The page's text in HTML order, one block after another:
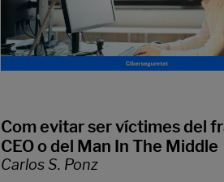
Com evitar ser víctimes del
CEO o del Man In The Middle
Carlos S. Ponz